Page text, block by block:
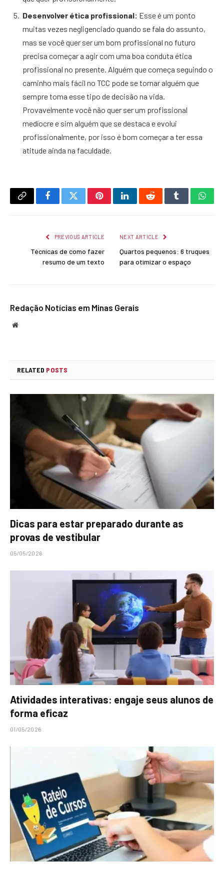
Desenvolver ética profissional: Esse é um ponto
muitas vezes negligenciado quando se fala do assunto,
mas se você quer ser um bom profissional no futuro
precisa começar a agir com uma boa conduta ética
profissional no presente. Alguém que começa seguindo o
caminho mais fácil no TCC pode se tornar alguém que
sempre toma esse tipo de decisão na vida.
Provavelmente você não quer ser um profissional
medíocre e sim alguém que se destaca e evolui
profissionalmente, por isso é bom começar a ter essa
atitude ainda na faculdade.
Copy
FacebookTwitterPinterestLinkedInRedditTumblr
PREVIOUS ARTICLE
Técnicas de como fazer
resumo de um texto
NEXT ARTICLE
Quartos pequenos: 6 truques
para otimizar o espaço
Redação Notícias em Minas Gerais
Website
RELATED POSTS
Dicas para estar preparado durante as
provas de vestibular
05/05/2026
Atividades interativas: engaje seus alunos de
forma eficaz
01/05/2026